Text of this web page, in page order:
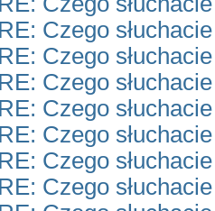
RE: Czego
RE: Czego
RE: Czego
RE: Czego
RE: Czego
RE: Czego
RE: Czego